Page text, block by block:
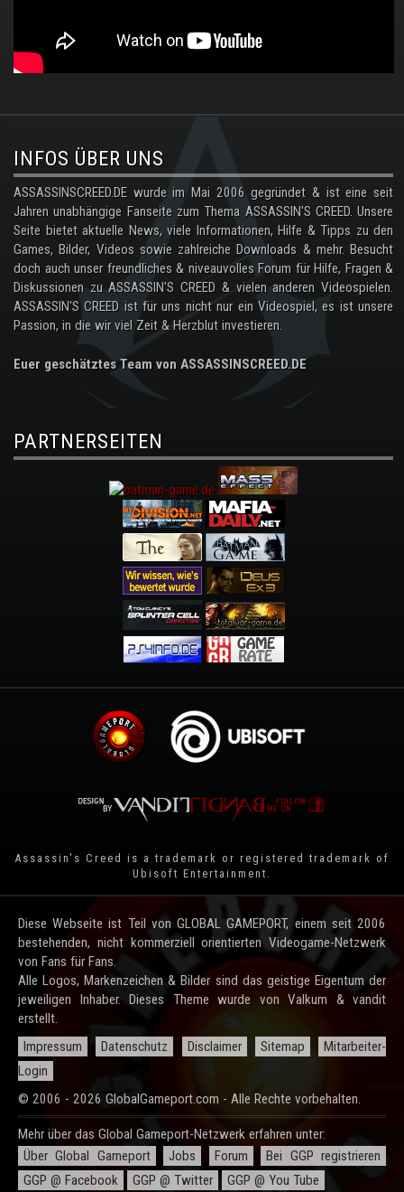
.
INFOS ÜBER UNS
ASSASSINSCREED.DE wurde im Mai 2006 gegründet & ist eine seit
Jahren unabhängige Fanseite zum Thema ASSASSIN'S CREED. Unsere
Seite bietet aktuelle News, viele Informationen, Hilfe & Tipps zu den
Games, Bilder, Videos sowie zahlreiche Downloads & mehr. Besucht
doch auch unser freundliches & niveauvolles Forum für Hilfe, Fragen &
Diskussionen zu ASSASSIN'S CREED & vielen anderen Videospielen.
ASSASSIN'S CREED ist für uns nicht nur ein Videospiel, es ist unsere
Passion, in die wir viel Zeit & Herzblut investieren.
Euer geschätztes Team von ASSASSINSCREED.DE
PARTNERSEITEN
Assassin's Creed is a trademark or registered trademark of
Ubisoft Entertainment
Diese Webseite ist Teil von GLOBAL GAMEPORT, einem seit 2006
bestehenden, nicht kommerziell orientierten Videogame-Netzwerk
von Fans für Fans.
Alle Logos, Markenzeichen & Bilder sind das geistige Eigentum der
jeweiligen Inhaber. Dieses Theme wurde von Valkum & vandit
erstellt.
Impressum
Datenschutz Disclaimer Sitemap
Mitarbeiter-
Login
© 2006 - 2026 GlobalGameport.com - Alle Rechte vorbehalten.
Mehr über das Global Gameport-Netzwerk erfahren unter:
Über Global Gameport
Jobs Forum
Bei GGP registrieren
GGP @ Facebook
GGP @ Twitter GGP @ You Tube